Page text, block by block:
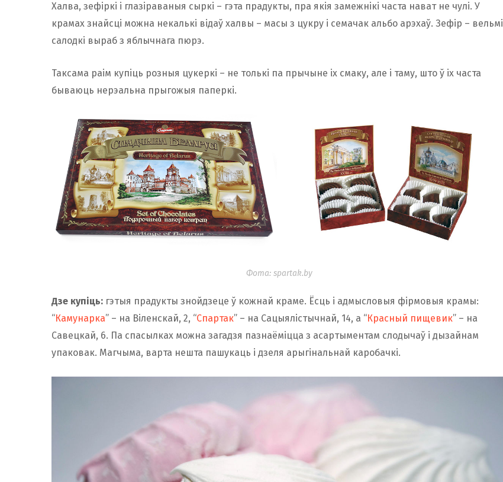
Халва, зефіркі і глазіраваныя сыркі – гэта прадукты, пра якія замежнікі часта нават не чулі. У
крамах знайсці можна некалькі відаў халвы – масы з цукру і семачак альбо арэхаў. Зефір – вельмі
салодкі выраб з яблычнага пюрэ.
Таксама раім купіць розныя цукеркі – не толькі па прычыне іх смаку, але і таму, што ў іх часта
бываюць нерэальна прыгожыя паперкі.
Фота: spartak.by
Дзе купіць: гэтыя прадукты знойдзеце ў кожнай краме. Ёсць і адмысловыя фірмовыя крамы:
“Камунарка” – на Віленскай, 2, “Спартак” – на Сацыялістычнай, 14, а “Красный пищевик” – на
Савецкай, 6. Па спасылках можна загадзя пазнаёміцца з асартыментам слодычаў і дызайнам
упаковак. Магчыма, варта нешта пашукаць і дзеля арыгінальнай каробачкі.